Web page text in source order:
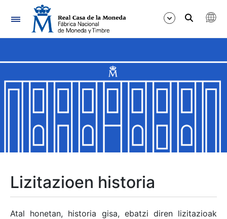
Nabigazioa
Erakutsi/Ezkutatu
Erakutsi/Ezkutatu
Erakutsi/Ezkutatu
Erakutsi/Ezkutatu
Lizitazioen historia
Atal honetan, historia gisa, ebatzi diren lizitazioak